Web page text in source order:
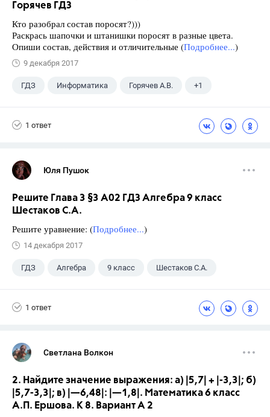
Горячев ГДЗ
Кто разобрал состав поросят?)))
Раскрась шапочки и штанишки поросят в разные цвета.
Опиши состав, действия и отличительные (Подробнее...)
9 декабря 2017
ГДЗ Информатика Горячев А.В. +1
1 ответ
Юля Пушок
Решите Глава 3 §3 А02 ГДЗ Алгебра 9 класс
Шестаков С.А.
Решите уравнение: (Подробнее...)
14 декабря 2017
ГДЗ Алгебра 9 класс Шестаков С.А.
1 ответ
Светлана Волкон
2. Найдите значение выражения: а) |5,7| + |-3,3|; б)
|5,7-3,3|; в) |—6,48|: |—1,8|. Математика 6 класс
А.П. Ершова. К 8. Вариант А 2